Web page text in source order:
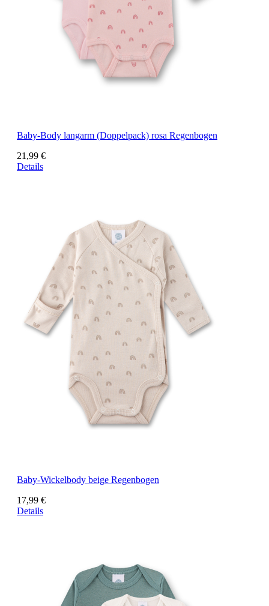
Baby-Body langarm (Doppelpack) rosa Regenbogen
21,99 €
Details
Baby-Wickelbody beige Regenbogen
17,99 €
Details